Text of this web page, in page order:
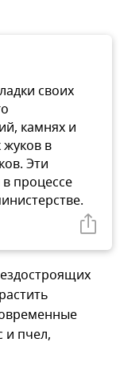
своих
камнях и
в
Эти
процессе
и пчел,